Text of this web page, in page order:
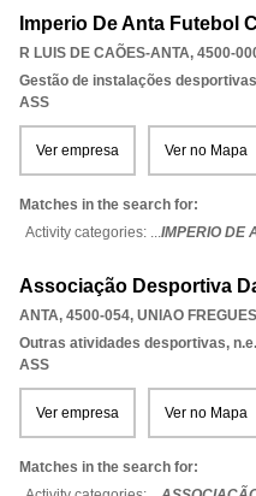
Imperio De Anta Futebol
R LUIS DE CAÕES-ANTA, 4500-
Gestão de instalações desportivas
ASS
Ver empresa Ver no Mapa
Matches in the search for:
Activity categories: ...IMPERIO DE
Associação Desportiva
ANTA, 4500-054, UNIAO
Outras atividades desportivas, n.e.
ASS
Ver empresa Ver no Mapa
Matches in the search for: